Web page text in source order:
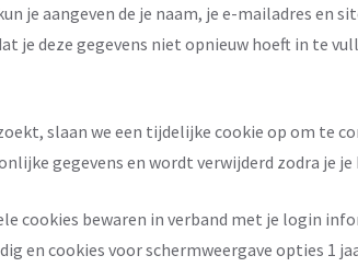
je aangeven de je naam, je e-mailadres en
je deze gegevens niet opnieuw hoeft in te
slaan we een tijdelijke cookie op om te
gegevens en wordt verwijderd zodra je
cookies bewaren in verband met je login
en cookies voor schermweergave opties 1